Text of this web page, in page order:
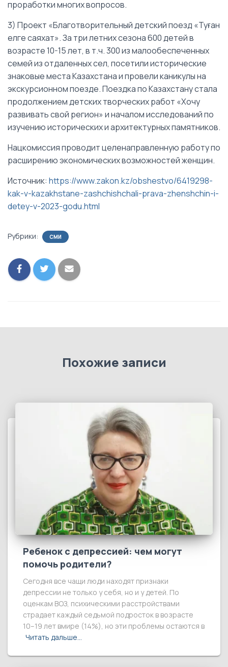
проработки многих вопросов.
3) Проект «Благотворительный детский поезд «Туған
елге саяхат». За три летних сезона 600 детей в
возрасте 10-15 лет, в т.ч. 300 из малообеспеченных
семей из отдаленных сел, посетили исторические
знаковые места Казахстана и провели каникулы на
экскурсионном поезде. Поездка по Казахстану стала
продолжением детских творческих работ «Хочу
развивать свой регион» и началом исследований по
изучению исторических и архитектурных памятников.
Нацкомиссия проводит целенаправленную работу по
расширению экономических возможностей женщин.
Источник: https://www.zakon.kz/obshestvo/6419298-
kak-v-kazakhstane-zashchishchali-prava-zhenshchin-i-
detey-v-2023-godu.html
Рубрики: СМИ
Похожие записи
Ребенок с депрессией: чем могут
помочь родители?
Сегодня все чащи люди находят признаки
депрессии не только у себя, но и у детей. По
оценкам ВОЗ, психическими расстройствами
страдает каждый седьмой подросток в возрасте
10–19 лет вмире (14%), но эти проблемы остаются в
Читать дальше…